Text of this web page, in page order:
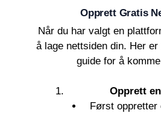
Opprett Gratis
Når du har valgt en
å lage nettsiden din. Her
guide for å
Opprett
Først oppretter